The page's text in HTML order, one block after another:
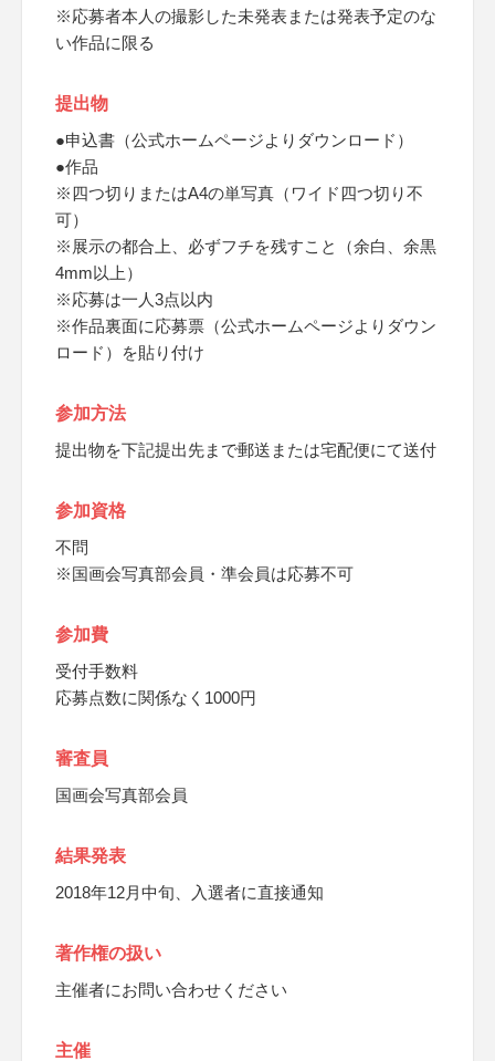
※応募者本人の撮影した未発表または発表予定のな
い作品に限る
提出物
●申込書（公式ホームページよりダウンロード）
●作品
※四つ切りまたはA4の単写真（ワイド四つ切り不
可）
※展示の都合上、必ずフチを残すこと（余白、余黒
4mm以上）
※応募は一人3点以内
※作品裏面に応募票（公式ホームページよりダウン
ロード）を貼り付け
参加方法
提出物を下記提出先まで郵送または宅配便にて送付
参加資格
不問
※国画会写真部会員・準会員は応募不可
参加費
受付手数料
応募点数に関係なく1000円
審査員
国画会写真部会員
結果発表
2018年12月中旬、入選者に直接通知
著作権の扱い
主催者にお問い合わせください
主催